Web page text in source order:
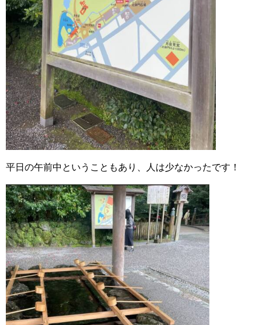
平日の午前中ということもあり、人は少なかったです！